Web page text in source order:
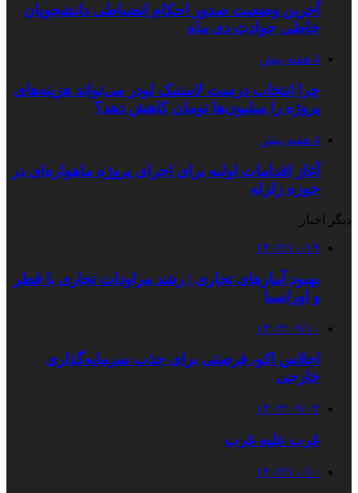
آخرین وضعیت صدور احکام انضباطی دانشجویان
خاطی حوادث دی ماه
4 هفته پیش
چرا انتخاب درست لاستیک لودر می‌تواند هزینه‌های
پروژه را میلیون‌ها تومان کاهش دهد؟
4 هفته پیش
آغاز اقدامات اولیه برای اجرای پروژه ماهواره‌ای در
حوزه زلزله
دیگر اخبار
۱۴۰۲/۱۰/۱۹
بهبود آمارهای تجاری | رشد مراودات تجاری با قطر
و اوراسیا
۱۴۰۳/۰۹/۱۰
اجلاس اکو، فرصتی برای جذب سرمایه‌گذاری
خارجی
۱۴۰۳/۰۹/۰۲
غرب علیه غرب
۱۴۰۳/۱۰/۱۰